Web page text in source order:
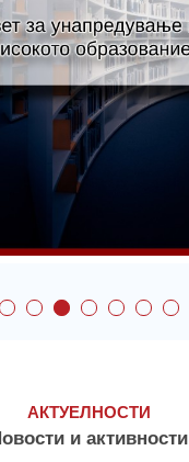
за
АКТУЕЛНОСТИ
и активности